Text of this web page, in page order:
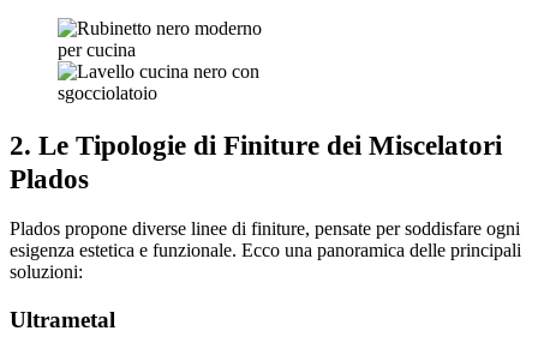
2. Le Tipologie di Finiture dei Miscelatori
Plados
Plados propone diverse linee di finiture, pensate per soddisfare ogni
esigenza estetica e funzionale. Ecco una panoramica delle principali
soluzioni:
Ultrametal